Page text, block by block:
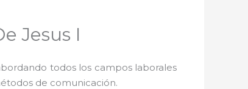
Jesus I
todos los campos laborales
de comunicación.